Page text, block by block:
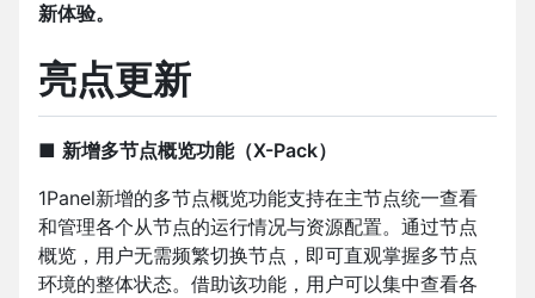
新体验。
亮点更新
■ 新增多节点概览功能（X-Pack）
1Panel新增的多节点概览功能支持在主节点统一查看
和管理各个从节点的运行情况与资源配置。通过节点
概览，用户无需频繁切换节点，即可直观掌握多节点
环境的整体状态。借助该功能，用户可以集中查看各